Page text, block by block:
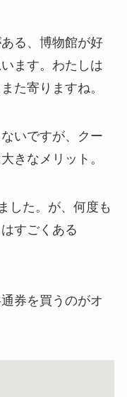
る、博物館が好
ます。わたしは
た寄りますね。
いですが、クー
きなメリット。
した。が、何度も
すごくある
券を買うのがオ